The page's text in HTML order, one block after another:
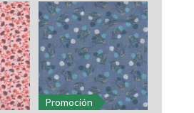
Promoción